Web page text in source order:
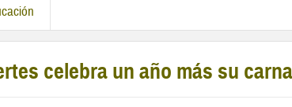
celebra un año más su